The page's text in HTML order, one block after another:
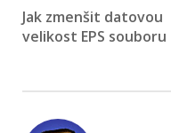
Jak zmenšit datovou
velikost EPS souboru